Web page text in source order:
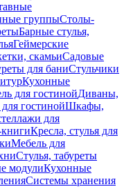
группыСтолы-
Барные стулья,
Геймерские
скамьиСадовые
для баниСтульчики
Кухонные
для гостинойДиваны,
гостинойШкафы,
для
Кресла, стулья для
Мебель для
Стулья, табуреты
модулиКухонные
Системы хранения